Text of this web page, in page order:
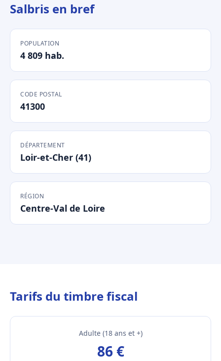
Salbris en bref
POPULATION
4 809 hab.
CODE POSTAL
41300
DÉPARTEMENT
Loir-et-Cher (41)
RÉGION
Centre-Val de Loire
Tarifs du timbre fiscal
Adulte (18 ans et +)
86 €